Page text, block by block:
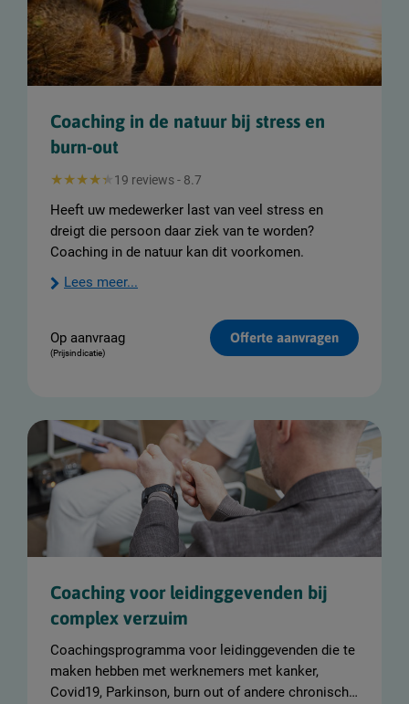
Coaching in de natuur bij stress en
burn-out
19 reviews - 8.7
Heeft uw medewerker last van veel stress en
dreigt die persoon daar ziek van te worden?
Coaching in de natuur kan dit voorkomen.
Lees meer...
Op aanvraag
(Prijsindicatie)
Offerte aanvragen
Coaching voor leidinggevenden bij
complex verzuim
Coachingsprogramma voor leidinggevenden die te
maken hebben met werknemers met kanker,
Covid19, Parkinson, burn out of andere chronische,